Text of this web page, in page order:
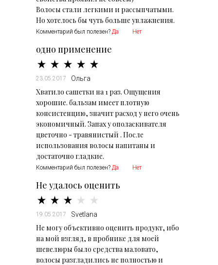
Волосы стали легкими и рассыпчатыми.
Но хотелось бы чуть больше увлажнения.
Комментарий был полезен? Да Нет
одно применение
23.05.2017 Ольга
Хватило сашетки на 1 раз. Ощущения
хорошие. бальзам имеет плотную
консистенцию, значит расход у него очень
экономичный. Запах у ополаскивателя
цветочно - травянистый . После
использования волосы напитаны и
достаточно гладкие.
Комментарий был полезен? Да Нет
Не удалось оценить
19.05.2017 Svetlana
Не могу объективно оценить продукт, ибо
на мой взгляд, в пробнике для моей
шевелюры было средства маловато,
волосы разгладились не полностью и